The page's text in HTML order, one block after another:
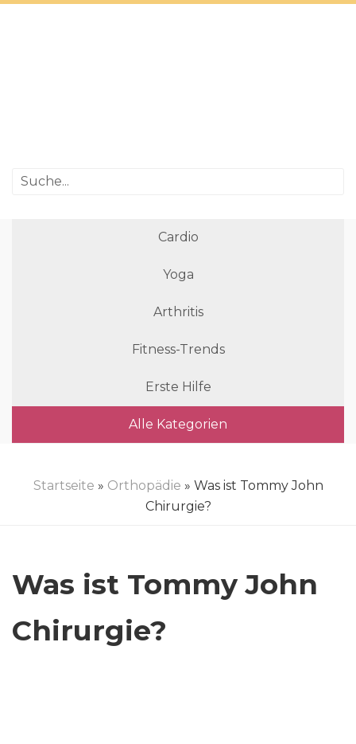
Cardio
Yoga
Arthritis
Fitness-Trends
Erste Hilfe
Alle Kategorien
Startseite » Orthopädie » Was ist Tommy John
Chirurgie?
Was ist Tommy John
Chirurgie?